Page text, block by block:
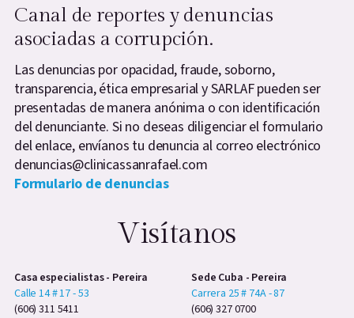
Canal de reportes y denuncias
asociadas a corrupción.
Las denuncias por opacidad, fraude, soborno,
transparencia, ética empresarial y SARLAF pueden ser
presentadas de manera anónima o con identificación
del denunciante. Si no deseas diligenciar el formulario
del enlace, envíanos tu denuncia al correo electrónico
denuncias@clinicassanrafael.com
Formulario de denuncias
Visítanos
Casa especialistas - Pereira
Calle 14 # 17 - 53
(606) 311 5411
Sede Cuba - Pereira
Carrera 25 # 74A - 87
(606) 327 0700